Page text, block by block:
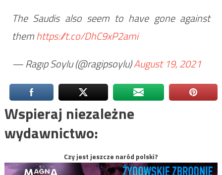
The Saudis also seem to have gone against
themhttps://t.co/DhC9xP2ami
— Ragıp Soylu (@ragipsoylu)August 19, 2021
Wspieraj niezależne
wydawnictwo:
Czy jest jeszcze naród polski?